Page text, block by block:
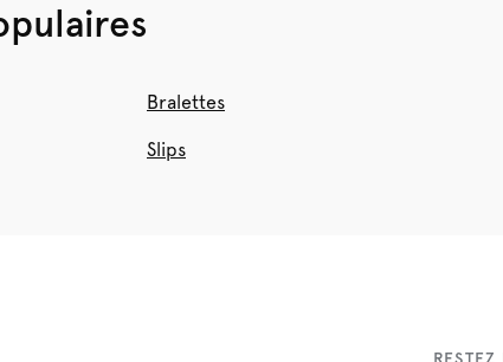
Bralettes
Slips